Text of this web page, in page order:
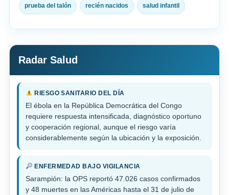
prueba del talón recién nacidos salud infantil
Radar Salud
RIESGO SANITARIO DEL DÍA
El ébola en la República Democrática del Congo
requiere respuesta intensificada, diagnóstico oportuno
y cooperación regional, aunque el riesgo varía
considerablemente según la ubicación y la exposición.
ENFERMEDAD BAJO VIGILANCIA
Sarampión: la OPS reportó 47.026 casos confirmados
y 48 muertes en las Américas hasta el 31 de julio de